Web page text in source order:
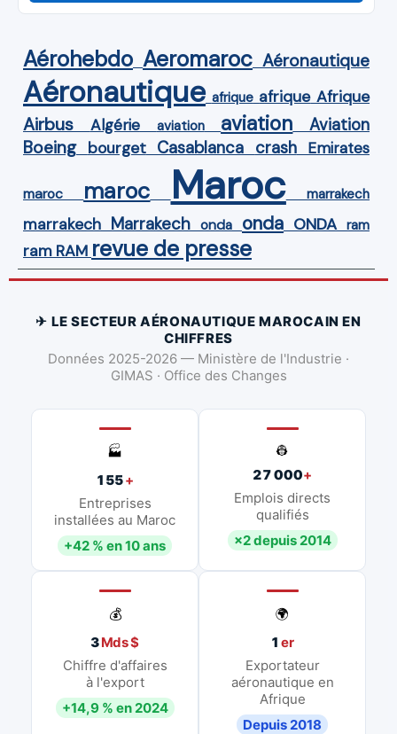
Aérohebdo Aeromaroc Aéronautique
Aéronautique afrique afrique Afrique
Airbus Algérie aviation aviation Aviation
Boeing bourget Casablanca crash Emirates
maroc maroc Maroc marrakech
marrakech Marrakech onda onda ONDA ram
ram RAM revue de presse
✈ LE SECTEUR AÉRONAUTIQUE MAROCAIN EN
CHIFFRES
Données 2025-2026 — Ministère de l'Industrie ·
GIMAS · Office des Changes
🏭
155+
Entreprises
installées au Maroc
+42 % en 10 ans
👷
27 000+
Emplois directs
qualifiés
×2 depuis 2014
💰
3Mds $
Chiffre d'affaires
à l'export
+14,9 % en 2024
🌍
1 er
Exportateur
aéronautique en
Afrique
Depuis 2018